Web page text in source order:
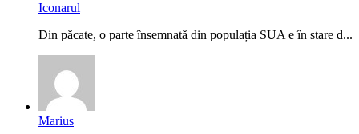
Iconarul
Din păcate, o parte însemnată din populația SUA e în stare d...
Marius